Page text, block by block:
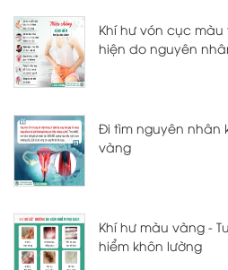
Khí hư vón cục
hiện do nguyên
Đi tìm nguyên nhân
vàng
Khí hư màu vàng -
hiểm khôn lường